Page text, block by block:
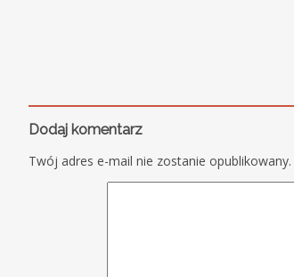
Dodaj komentarz
Twój adres e-mail nie zostanie opublikowany.